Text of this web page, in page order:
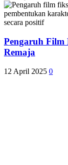
Pengaruh
Remaja
12 April 2025 0